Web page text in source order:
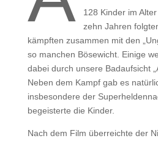
128 Kinder im
zehn Jahren
kämpften zusammen mit den
so manchen Bösewicht. Einige
dabei durch unsere Badaufsicht
Neben dem Kampf gab es
insbesondere der
begeisterte die Kinder.
Nach dem Film überreichte der